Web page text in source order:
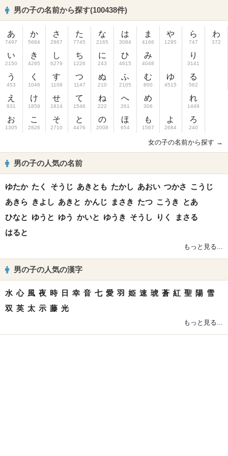
男の子の名前から探す(100438件)
あ
7497
い
2150
う
453
え
931
お
1305
か
5684
き
4295
く
1046
け
1859
こ
2826
さ
2867
し
6279
す
1108
せ
1814
そ
2710
た
7745
ち
1226
つ
1147
て
1546
と
4476
な
2165
に
243
ぬ
210
ね
222
の
2008
は
3084
ひ
4615
ふ
2105
へ
261
ほ
654
ま
4166
み
4048
む
800
め
306
も
1567
や
1295
ゆ
4515
よ
2684
ら
747
り
3141
る
562
れ
1449
ろ
240
わ
372
女の子の名前から探す →
男の子の人気の名前
ゆたか たく そうじ あきとも たかし あおい つかさ こうじ
あきら きよし あきと かんじ まさき たつ こうき
とあ
ひなと ゆうと ゆう かいと ゆうき そうし りく
まさる
はると
もっと見る...
男の子の人気の漢字
水 心 風 夜 時 日 幸 音 七 愛 羽 姫 速 琥 蒼 紅 聖 陽 雪
双 英 太 示 藤 光
もっと見る...